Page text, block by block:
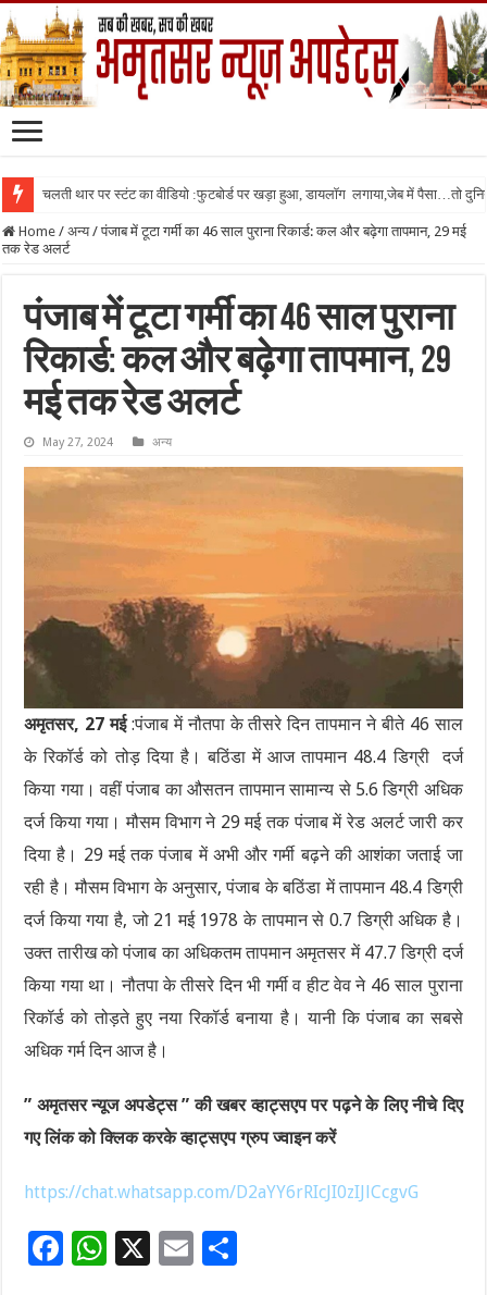
चलती थार पर स्टंट का वीडियो :फुटबोर्ड पर खड़ा हुआ, डायलॉग लगाया,जेब में पैसा…तो
Home / अन्य / पंजाब में टूटा गर्मी का 46 साल पुराना रिकार्ड: कल और बढ़ेगा तापमान, 29 मई
तक रेड अलर्ट
पंजाब में टूटा गर्मी का 46 साल पुराना
रिकार्ड: कल और बढ़ेगा तापमान, 29
मई तक रेड अलर्ट
May 27, 2024 अन्य
अमृतसर, 27 मई:पंजाब में नौतपा के तीसरे दिन तापमान ने बीते 46 साल
के रिकॉर्ड को तोड़ दिया है। बठिंडा में आज तापमान 48.4 डिग्री दर्ज
किया गया। वहीं पंजाब का औसतन तापमान सामान्य से 5.6 डिग्री अधिक
दर्ज किया गया। मौसम विभाग ने 29 मई तक पंजाब में रेड अलर्ट जारी कर
दिया है। 29 मई तक पंजाब में अभी और गर्मी बढ़ने की आशंका जताई जा
रही है। मौसम विभाग के अनुसार, पंजाब के बठिंडा में तापमान 48.4 डिग्री
दर्ज किया गया है, जो 21 मई 1978 के तापमान से 0.7 डिग्री अधिक है।
उक्त तारीख को पंजाब का अधिकतम तापमान अमृतसर में 47.7 डिग्री दर्ज
किया गया था। नौतपा के तीसरे दिन भी गर्मी व हीट वेव ने 46 साल पुराना
रिकॉर्ड को तोड़ते हुए नया रिकॉर्ड बनाया है। यानी कि पंजाब का सबसे
अधिक गर्म दिन आज है।
” अमृतसर न्यूज अपडेट्स ” की खबर व्हाट्सएप पर पढ़ने के लिए नीचे दिए
गए लिंक को क्लिक करके व्हाट्सएप ग्रुप ज्वाइन करें
https://chat.whatsapp.com/D2aYY6rRIcJI0zIJlCcgvG
F
W X
E